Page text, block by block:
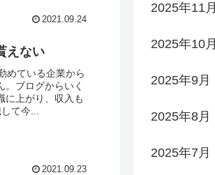
2021.09.24
えない
めている企業から
ブログからいく
に上がり、収入も
て今...
2021.09.23
2025年11月
2025年10月
2025年9月
2025年8月
2025年7月